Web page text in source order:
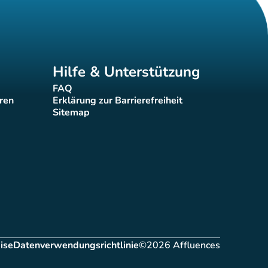
Hilfe & Unterstützung
FAQ(new tab)
Erklärung zur Barrierefreiheit
(new tab)
Sitemap(new tab)
Datenverwendungsrichtlinie
(new tab) ©2026 Affluences